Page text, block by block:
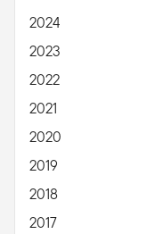
2024
2023
2022
2021
2020
2019
2018
2017